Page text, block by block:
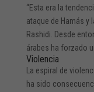
“Esta era la
ataque de Hamás y
Rashidi. Desde
árabes ha forzado
Violencia
La espiral de
ha sido